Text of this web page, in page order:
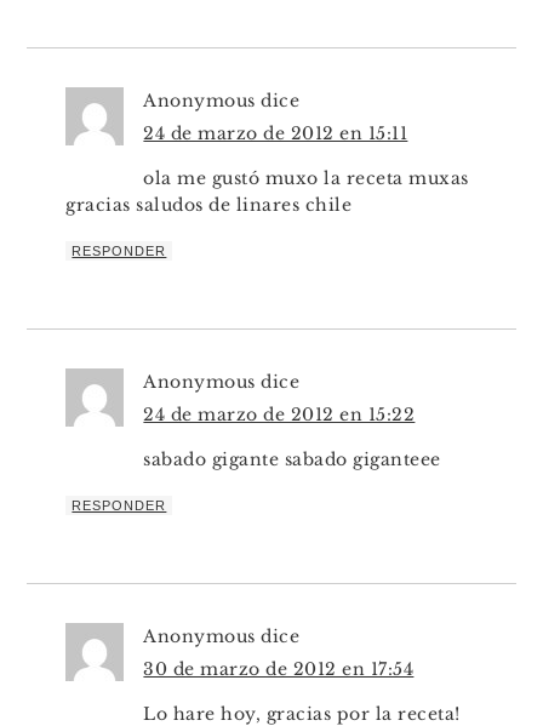
Anonymous dice
24 de marzo de 2012 en 15:11
ola me gustó muxo la receta muxas
gracias saludos de linares chile
RESPONDER
Anonymous dice
24 de marzo de 2012 en 15:22
sabado gigante sabado giganteee
RESPONDER
Anonymous dice
30 de marzo de 2012 en 17:54
Lo hare hoy, gracias por la receta!